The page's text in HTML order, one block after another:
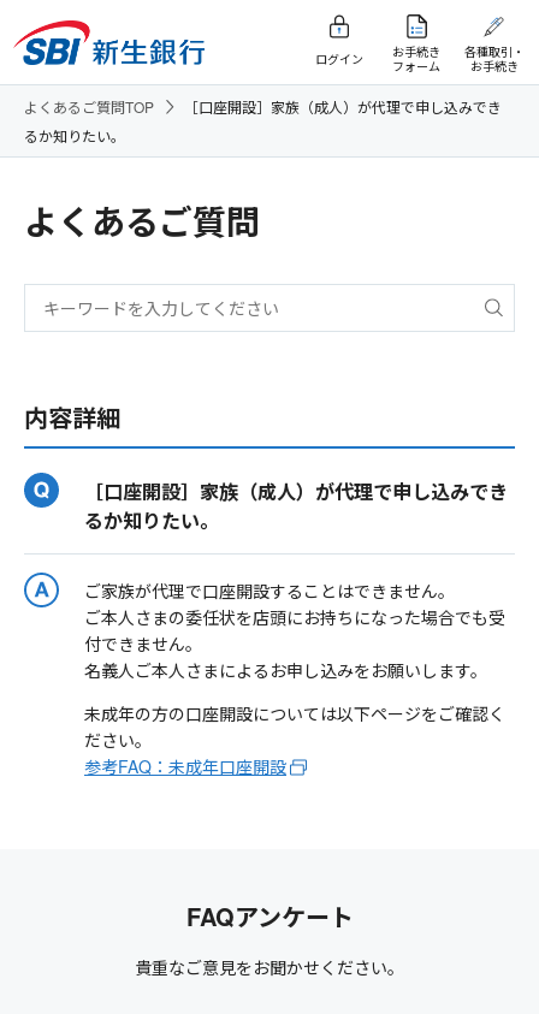
ログイン
お手続き
フォーム
各種取引・
お手続き
よくあるご質問TOP
［口座開設］家族（成人）が代理で申し込みでき
るか知りたい。
よくあるご質問
内容詳細
［口座開設］家族（成人）が代理で申し込みでき
るか知りたい。
ご家族が代理で口座開設することはできません。
ご本人さまの委任状を店頭にお持ちになった場合でも受
付できません。
名義人ご本人さまによるお申し込みをお願いします。
未成年の方の口座開設については以下ページをご確認く
ださい。
参考FAQ：未成年口座開設
FAQアンケート
貴重なご意見をお聞かせください。